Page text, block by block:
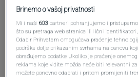
Pošalji
Brinemo o vašoj privatnosti
Mi i naši603 partneri pohranjujemo i
što su pretraga web stranica ili lični
Odabir Prihvatam omogućava praćenje
podrška dolje prikazanim svrhama na osnovu
obrađujemo podatke Ukoliko je praćenje
reklama koje vidite možda neće biti relevantni za
možete ponovno odabrati i pritom promijeniti